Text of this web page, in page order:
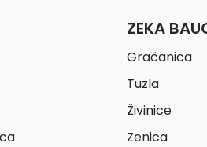
ZEKA
Gračanica
Tuzla
Živinice
Zenica